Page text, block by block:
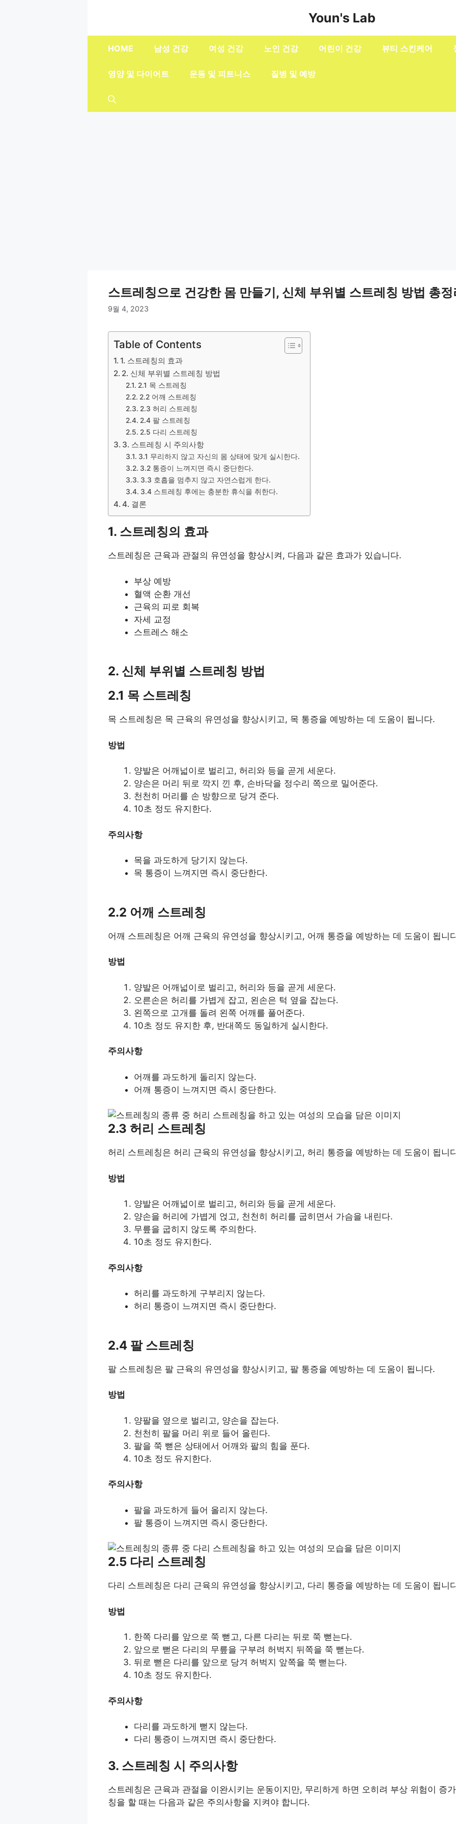
Youn's Lab
HOME 남성 건강 여성 건강 노인 건강 어린이 건강 뷰티 스킨케어
영양 및 다이어트 운동 및 피트니스 질병 및 예방
스트레칭으로 건강한 몸 만들기, 신체 부위별 스트레칭 방법 총정
9월 4, 2023
Table of Contents
1. 스트레칭의 효과
2. 신체 부위별 스트레칭 방법
2.1 목 스트레칭
2.2 어깨 스트레칭
2.3 허리 스트레칭
2.4 팔 스트레칭
2.5 다리 스트레칭
3. 스트레칭 시 주의사항
3.1 무리하지 않고 자신의 몸 상태에 맞게 실시한다.
3.2 통증이 느껴지면 즉시 중단한다.
3.3 호흡을 멈추지 않고 자연스럽게 한다.
3.4 스트레칭 후에는 충분한 휴식을 취한다.
4. 결론
1. 스트레칭의 효과
스트레칭은 근육과 관절의 유연성을 향상시켜, 다음과 같은 효과가 있습니다.
부상 예방
혈액 순환 개선
근육의 피로 회복
자세 교정
스트레스 해소
2. 신체 부위별 스트레칭 방법
2.1 목 스트레칭
목 스트레칭은 목 근육의 유연성을 향상시키고, 목 통증을 예방하는 데 도움이 됩니다.
방법
양발은 어깨넓이로 벌리고, 허리와 등을 곧게 세운다.
양손은 머리 뒤로 깍지 낀 후, 손바닥을 정수리 쪽으로 밀어준다.
천천히 머리를 손 방향으로 당겨 준다.
10초 정도 유지한다.
주의사항
목을 과도하게 당기지 않는다.
목 통증이 느껴지면 즉시 중단한다.
2.2 어깨 스트레칭
어깨 스트레칭은 어깨 근육의 유연성을 향상시키고, 어깨 통증을 예방하는 데 도움이 됩니
방법
양발은 어깨넓이로 벌리고, 허리와 등을 곧게 세운다.
오른손은 허리를 가볍게 잡고, 왼손은 턱 옆을 잡는다.
왼쪽으로 고개를 돌려 왼쪽 어깨를 풀어준다.
10초 정도 유지한 후, 반대쪽도 동일하게 실시한다.
주의사항
어깨를 과도하게 돌리지 않는다.
어깨 통증이 느껴지면 즉시 중단한다.
2.3 허리 스트레칭
허리 스트레칭은 허리 근육의 유연성을 향상시키고, 허리 통증을 예방하는 데 도움이 됩니
방법
양발은 어깨넓이로 벌리고, 허리와 등을 곧게 세운다.
양손을 허리에 가볍게 얹고, 천천히 허리를 굽히면서 가슴을 내린다.
무릎을 굽히지 않도록 주의한다.
10초 정도 유지한다.
주의사항
허리를 과도하게 구부리지 않는다.
허리 통증이 느껴지면 즉시 중단한다.
2.4 팔 스트레칭
팔 스트레칭은 팔 근육의 유연성을 향상시키고, 팔 통증을 예방하는 데 도움이 됩니다.
방법
양팔을 옆으로 벌리고, 양손을 잡는다.
천천히 팔을 머리 위로 들어 올린다.
팔을 쭉 뻗은 상태에서 어깨와 팔의 힘을 푼다.
10초 정도 유지한다.
주의사항
팔을 과도하게 들어 올리지 않는다.
팔 통증이 느껴지면 즉시 중단한다.
2.5 다리 스트레칭
다리 스트레칭은 다리 근육의 유연성을 향상시키고, 다리 통증을 예방하는 데 도움이 됩니
방법
한쪽 다리를 앞으로 쭉 뻗고, 다른 다리는 뒤로 쭉 뻗는다.
앞으로 뻗은 다리의 무릎을 구부려 허벅지 뒤쪽을 쭉 뻗는다.
뒤로 뻗은 다리를 앞으로 당겨 허벅지 앞쪽을 쭉 뻗는다.
10초 정도 유지한다.
주의사항
다리를 과도하게 뻗지 않는다.
다리 통증이 느껴지면 즉시 중단한다.
3. 스트레칭 시 주의사항
스트레칭은 근육과 관절을 이완시키는 운동이지만, 무리하게 하면 오히려 부상 위험이 증
칭을 할 때는 다음과 같은 주의사항을 지켜야 합니다.